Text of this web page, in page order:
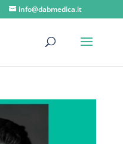
info@dabmedica.it